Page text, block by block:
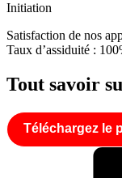
Initiation
Satisfaction de nos
Taux d’assiduité :
Tout savoir
Téléchargez le